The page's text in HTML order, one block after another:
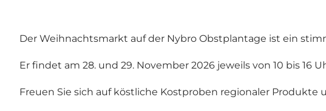
Der Weihnachtsmarkt auf der Nybro Obstplantage ist ein
Er findet am 28. und 29. November 2026 jeweils von 10 bis 16
Freuen Sie sich auf köstliche Kostproben regionaler Produkte